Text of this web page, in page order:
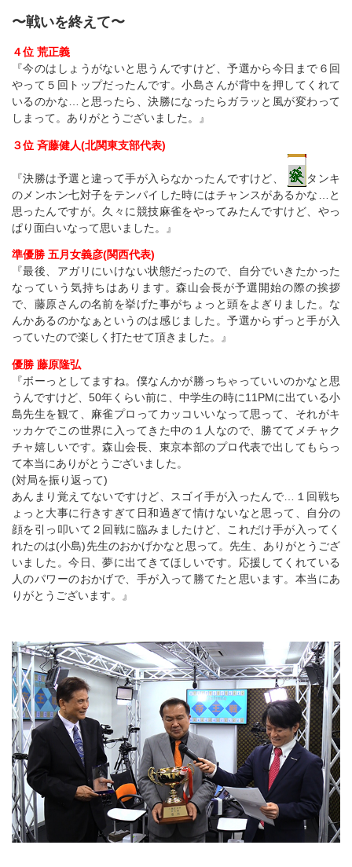
〜戦いを終えて〜
４位 荒正義
『今のはしょうがないと思うんですけど、予選から今日まで６回
やって５回トップだったんです。小島さんが背中を押してくれて
いるのかな…と思ったら、決勝になったらガラッと風が変わって
しまって。ありがとうございました。』
３位 斉藤健人(北関東支部代表)
『決勝は予選と違って手が入らなかったんですけど、
タンキ
のメンホン七対子をテンパイした時にはチャンスがあるかな…と
思ったんですが。久々に競技麻雀をやってみたんですけど、やっ
ぱり面白いなって思いました。』
準優勝 五月女義彦(関西代表)
『最後、アガリにいけない状態だったので、自分でいきたかった
なっていう気持ちはあります。森山会長が予選開始の際の挨拶
で、藤原さんの名前を挙げた事がちょっと頭をよぎりました。な
んかあるのかなぁというのは感じました。予選からずっと手が入
っていたので楽しく打たせて頂きました。』
優勝 藤原隆弘
『ボーっとしてますね。僕なんかが勝っちゃっていいのかなと思
うんですけど、50年くらい前に、中学生の時に11PMに出ている小
島先生を観て、麻雀プロってカッコいいなって思って、それがキ
ッカケでこの世界に入ってきた中の１人なので、勝ててメチャク
チャ嬉しいです。森山会長、東京本部のプロ代表で出してもらっ
て本当にありがとうございました。
(対局を振り返って)
あんまり覚えてないですけど、スゴイ手が入ったんで…１回戦ち
ょっと大事に行きすぎて日和過ぎて情けないなと思って、自分の
顔を引っ叩いて２回戦に臨みましたけど、これだけ手が入ってく
れたのは(小島)先生のおかげかなと思って。先生、ありがとうござ
いました。今日、夢に出てきてほしいです。応援してくれている
人のパワーのおかげで、手が入って勝てたと思います。本当にあ
りがとうございます。』